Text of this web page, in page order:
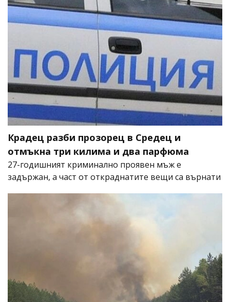
Крадец разби прозорец в Средец и
отмъкна три килима и два парфюма
27-годишният криминално проявен мъж е
задържан, а част от откраднатите вещи са върнати